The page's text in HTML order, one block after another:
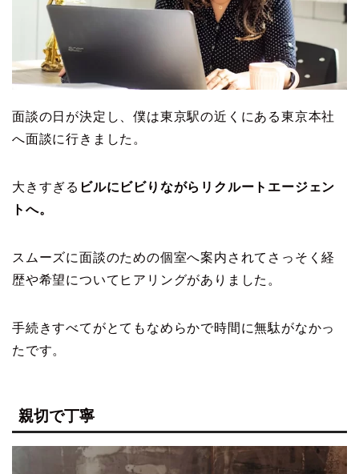
面談の日が決定し、僕は東京駅の近くにある東京本社
へ面談に行きました。
大きすぎる ビルにビビりながらリクルートエージェン
トへ。
スムーズに面談のための個室へ案内されてさっそく経
歴や希望についてヒアリングがありました。
手続きすべてがとてもなめらかで時間に無駄がなかっ
たです。
親切で丁寧